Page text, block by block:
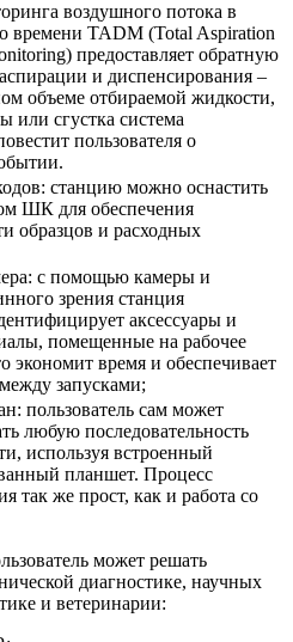
воздушного потока в
времени TADM (Total Aspiration
предоставляет обратную
и диспенсирования –
объеме отбираемой жидкости,
или сгустка система
пользователя о
станцию можно оснастить
ШК для обеспечения
образцов и расходных
с помощью камеры и
зрения станция
аксессуары и
помещенные на рабочее
экономит время и обеспечивает
запусками;
пользователь сам может
любую последовательность
используя встроенный
планшет. Процесс
так же прост, как и работа со
может решать
диагностике, научных
и ветеринарии: